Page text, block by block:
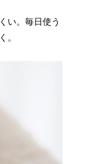
い。毎日使う
。